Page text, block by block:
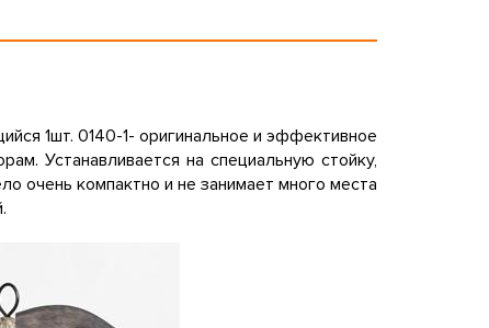
1шт. 0140-1- оригинальное и эффективное
Устанавливается на специальную стойку,
очень компактно и не занимает много места